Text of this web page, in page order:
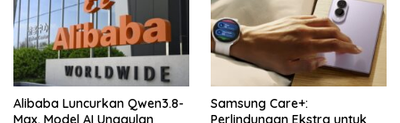
Alibaba Luncurkan Qwen3.8-
Max, Model AI Unggulan
Samsung Care+:
Perlindungan Ekstra untuk